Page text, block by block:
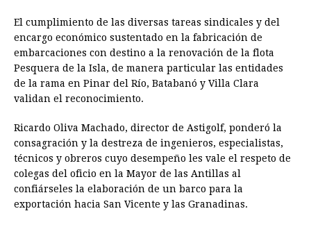
El cumplimiento de las diversas tareas sindicales y del
encargo económico sustentado en la fabricación de
embarcaciones con destino a la renovación de la flota
Pesquera de la Isla, de manera particular las entidades
de la rama en Pinar del Río, Batabanó y Villa Clara
validan el reconocimiento.
Ricardo Oliva Machado, director de Astigolf, ponderó la
consagración y la destreza de ingenieros, especialistas,
técnicos y obreros cuyo desempeño les vale el respeto de
colegas del oficio en la Mayor de las Antillas al
confiárseles la elaboración de un barco para la
exportación hacia San Vicente y las Granadinas.